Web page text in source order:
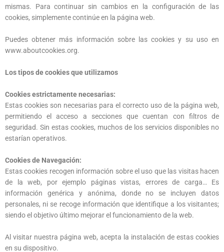
mismas. Para continuar sin cambios en la configuración de las
cookies, simplemente continúe en la página web.
Puedes obtener más información sobre las cookies y su uso en
www.aboutcookies.org.
Los tipos de cookies que utilizamos
Cookies estrictamente necesarias:
Estas cookies son necesarias para el correcto uso de la página web,
permitiendo el acceso a secciones que cuentan con filtros de
seguridad. Sin estas cookies, muchos de los servicios disponibles no
estarían operativos.
Cookies de Navegación:
Estas cookies recogen información sobre el uso que las visitas hacen
de la web, por ejemplo páginas vistas, errores de carga… Es
información genérica y anónima, donde no se incluyen datos
personales, ni se recoge información que identifique a los visitantes;
siendo el objetivo último mejorar el funcionamiento de la web.
Al visitar nuestra página web, acepta la instalación de estas cookies
en su dispositivo.